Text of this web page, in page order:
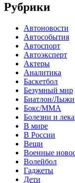
Рубрики
Автоновости
Автособытия
Автоспорт
Автоэксперт
Актеры
Аналитика
Баскетбол
Безумный мир
Биатлон/Лыжи
Бокс/MMA
Болезни и
В мире
В России
Вещи
Военные
Волейбол
Гаджеты
Дети